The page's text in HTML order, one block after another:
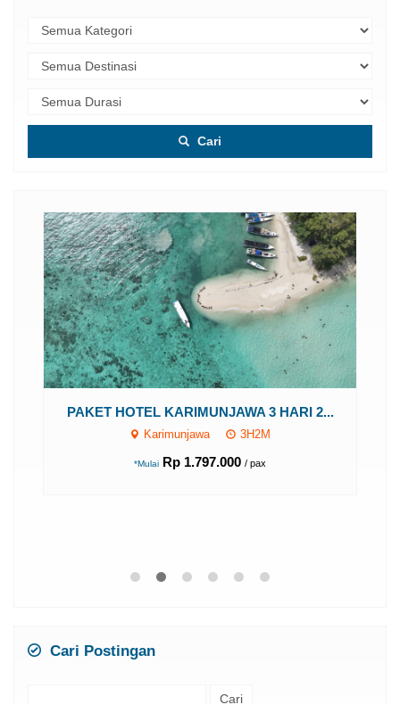
Cari
PAKET HOTEL KARIMUNJAWA 3 HARI 2...
Karimunjawa 3H2M
*Mulai Rp 1.797.000 / pax
untuk: